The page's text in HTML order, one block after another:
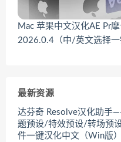
Mac 苹果中文汉化AE Pr
2026.0.4（中/英文选择一
最新资源
达芬奇 Resolve汉化助手
题预设/特效预设/转场预
件一键汉化中文（Win版）